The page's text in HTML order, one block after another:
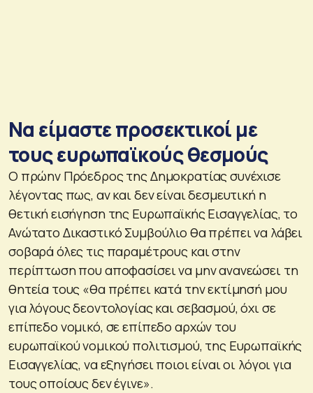
Να είμαστε προσεκτικοί με
τους ευρωπαϊκούς θεσμούς
Ο πρώην Πρόεδρος της Δημοκρατίας συνέχισε
λέγοντας πως, αν και δεν είναι δεσμευτική η
θετική εισήγηση της Ευρωπαϊκής Εισαγγελίας, το
Ανώτατο Δικαστικό Συμβούλιο θα πρέπει να λάβει
σοβαρά όλες τις παραμέτρους και στην
περίπτωση που αποφασίσει να μην ανανεώσει τη
θητεία τους «θα πρέπει κατά την εκτίμησή μου
για λόγους δεοντολογίας και σεβασμού, όχι σε
επίπεδο νομικό, σε επίπεδο αρχών του
ευρωπαϊκού νομικού πολιτισμού, της Ευρωπαϊκής
Εισαγγελίας, να εξηγήσει ποιοι είναι οι λόγοι για
τους οποίους δεν έγινε».